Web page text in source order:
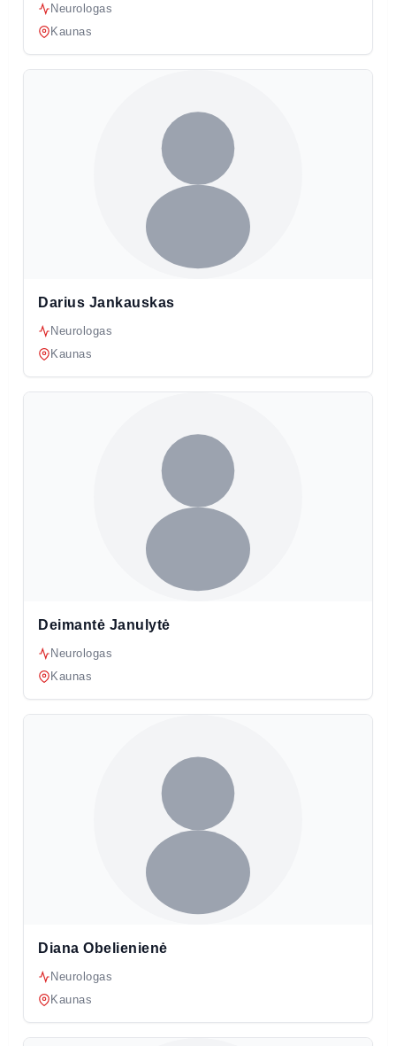
Neurologas
Kaunas
Darius Jankauskas
Neurologas
Kaunas
Deimantė Janulytė
Neurologas
Kaunas
Diana Obelienienė
Neurologas
Kaunas